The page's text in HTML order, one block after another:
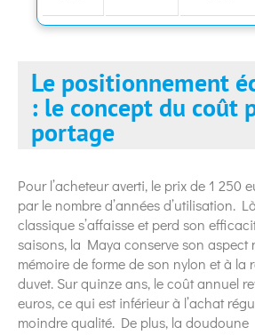
Le positionnement
: le concept du coût
portage
Pour l’acheteur averti, le prix de 1 250
par le nombre d’années d’utilisation.
classique s’affaisse et perd son
saisons, la Maya conserve son aspect
mémoire de forme de son nylon et à la
duvet. Sur quinze ans, le coût annuel
euros, ce qui est inférieur à l’achat
moindre qualité. De plus, la